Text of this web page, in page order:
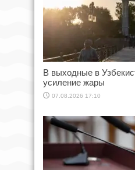
В выходные в
усиление жары
07.08.2026 17:10